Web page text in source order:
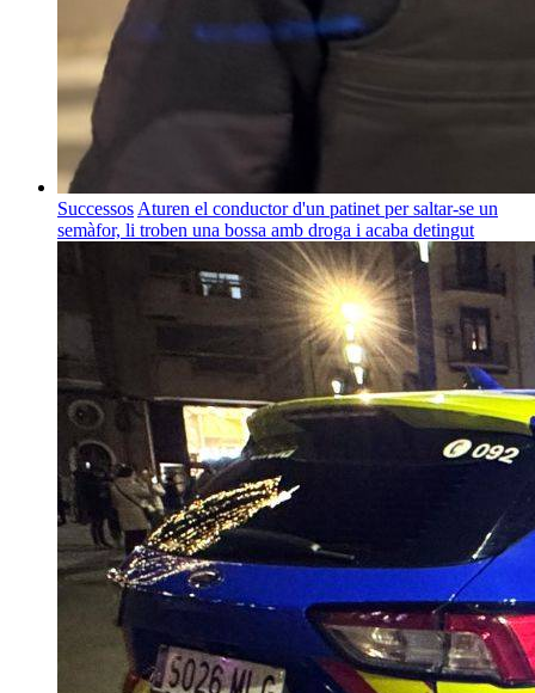
Successos Aturen el conductor d'un patinet per saltar-se un
semàfor, li troben una bossa amb droga i acaba detingut